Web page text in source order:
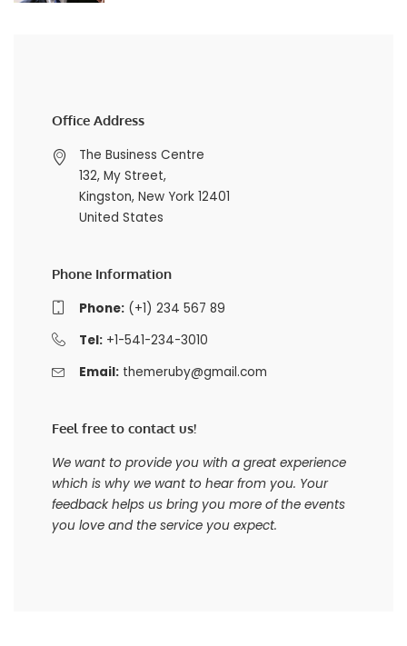
Office Address
The Business Centre
132, My Street,
Kingston, New York 12401
United States
Phone Information
Phone:(+1) 234 567 89
Tel:+1-541-234-3010
Email: themeruby@gmail.com
Feel free to contact us!
We want to provide you with a great experience
which is why we want to hear from you. Your
feedback helps us bring you more of the events
you love and the service you expect.